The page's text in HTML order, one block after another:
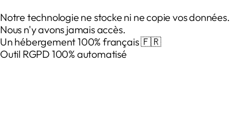
Notre technologie ne stocke ni ne copie vos données.
Nous n'y avons jamais accès.
Un hébergement 100% français 🇫🇷
Outil RGPD 100% automatisé